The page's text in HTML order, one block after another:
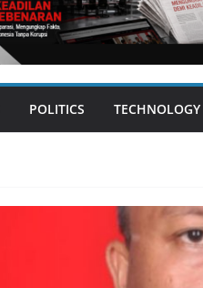
POLITICS TECHNOLOGY